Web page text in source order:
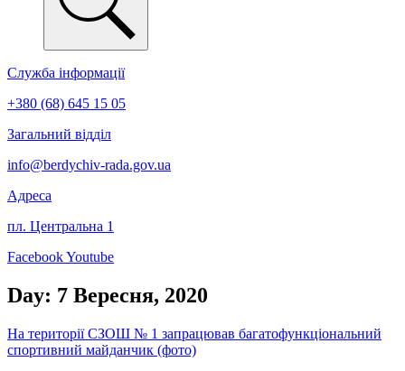
Служба інформації
+380 (68) 645 15 05
Загальний відділ
info@berdychiv-rada.gov.ua
Адреса
пл. Центральна 1
FacebookYoutube
Day: 7 Вересня, 2020
На території СЗОШ № 1 запрацював багатофункціональний
спортивний майданчик (фото)